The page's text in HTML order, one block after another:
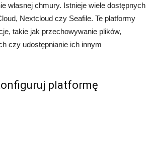
własnej chmury. Istnieje wiele dostępnych
Nextcloud czy Seafile. Te platformy
takie jak przechowywanie plików,
czy udostępnianie ich innym
platformę